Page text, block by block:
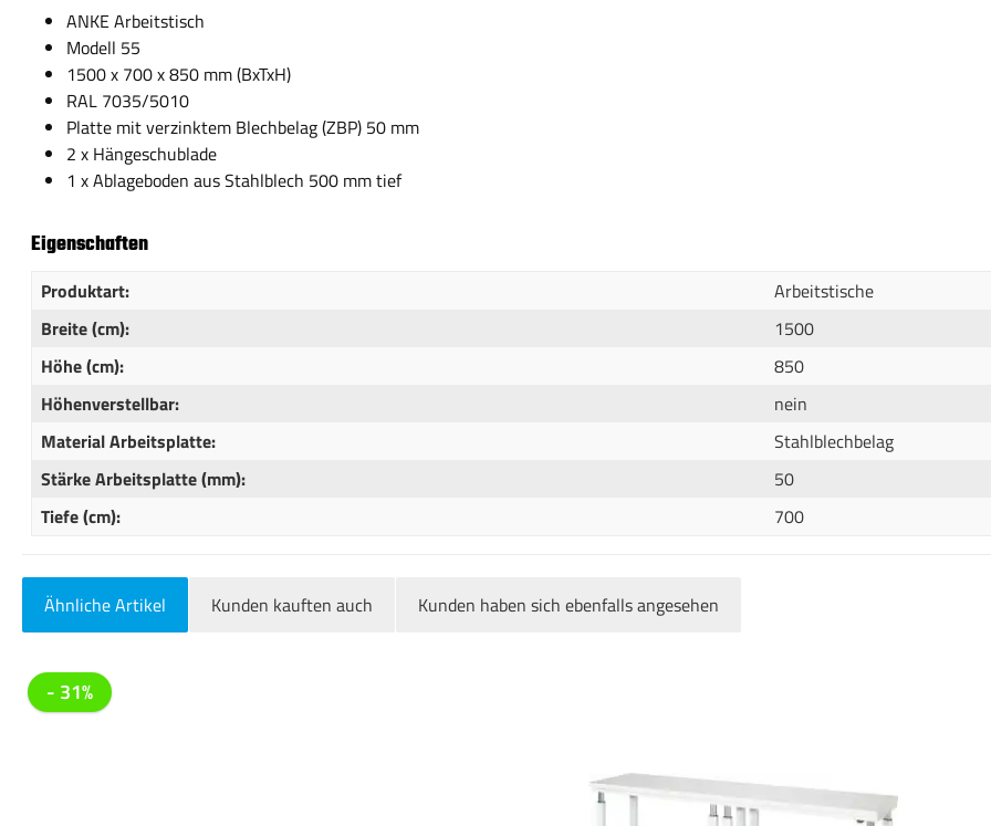
ANKE Arbeitstisch
Modell 55
1500 x 700 x 850 mm (BxTxH)
RAL 7035/5010
Platte mit verzinktem Blechbelag (ZBP) 50 mm
2 x Hängeschublade
1 x Ablageboden aus Stahlblech 500 mm tief
Eigenschaften
Produktart:
Arbeitstische
Breite (cm):
1500
Höhe (cm):
850
Höhenverstellbar:
nein
Material Arbeitsplatte:
Stahlblechbelag
Stärke Arbeitsplatte (mm):
50
Tiefe (cm):
700
Ähnliche Artikel Kunden kauften auch Kunden haben sich ebenfalls angesehen
Produktgalerie überspringen
- 31%